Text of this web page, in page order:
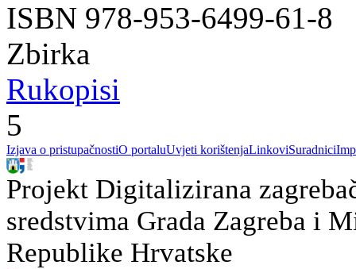
ISBN 978-953-6499-61-8
Zbirka
Rukopisi
5
Izjava o pristupačnostiO portaluUvjeti korištenjaLinkoviSuradnici
Projekt Digitalizirana
sredstvima Grada Zagreba i
Republike Hrvatske